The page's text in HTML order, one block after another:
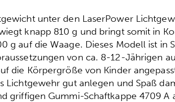
unter den LaserPower
knapp 810 g und bringt somit in
g auf die Waage. Dieses Modell ist in
von ca. 8-12-Jährigen
die Körpergröße von Kinder
Lichtgewehr gut anlegen und Spaß
griffigen Gummi-Schaftkappe 4709 A